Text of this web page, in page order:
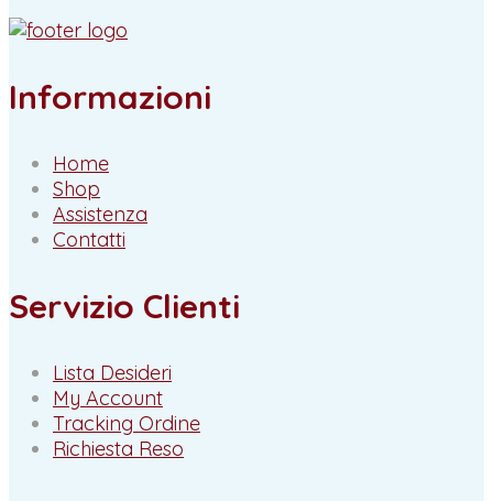
Informazioni
Home
Shop
Assistenza
Contatti
Servizio Clienti
Lista Desideri
My Account
Tracking Ordine
Richiesta Reso